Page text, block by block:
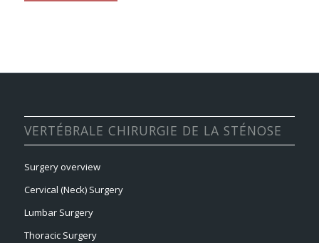
VERTÉBRALE CHIRURGIE DE LA STÉNOSE
Surgery overview
Cervical (Neck) Surgery
Lumbar Surgery
Thoracic Surgery